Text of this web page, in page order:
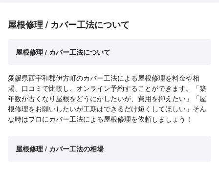
屋根修理 / カバー工法について
屋根修理 / カバー工法について
愛媛県西宇和郡伊方町のカバー工法による屋根修理を料金や相
場、口コミで比較し、オンライン予約することができます。「築
年数が古くなり屋根をどうにかしたいが、費用を抑えたい」「屋
根修理をお願いしたいが工期はできるだけ短くしてほしい」そん
な時はプロにカバー工法による屋根修理を依頼しましょう！
屋根修理 / カバー工法の相場